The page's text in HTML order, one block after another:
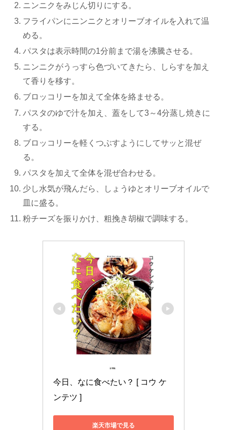
ニンニクをみじん切りにする。
フライパンにニンニクとオリーブオイルを入れて温
める。
パスタは表示時間の1分前まで湯を沸騰させる。
ニンニクがうっすら色づいてきたら、しらすを加え
て香りを移す。
ブロッコリーを加えて全体を絡ませる。
パスタのゆで汁を加え、蓋をして3～4分蒸し焼きに
する。
ブロッコリーを軽くつぶすようにしてサッと混ぜ
る。
パスタを加えて全体を混ぜ合わせる。
少し水気が飛んだら、しょうゆとオリーブオイルで
皿に盛る。
粉チーズを振りかけ、粗挽き胡椒で調味する。
今日、なに食べたい？ [ コウ ケ
ンテツ ]
楽天市場で見る